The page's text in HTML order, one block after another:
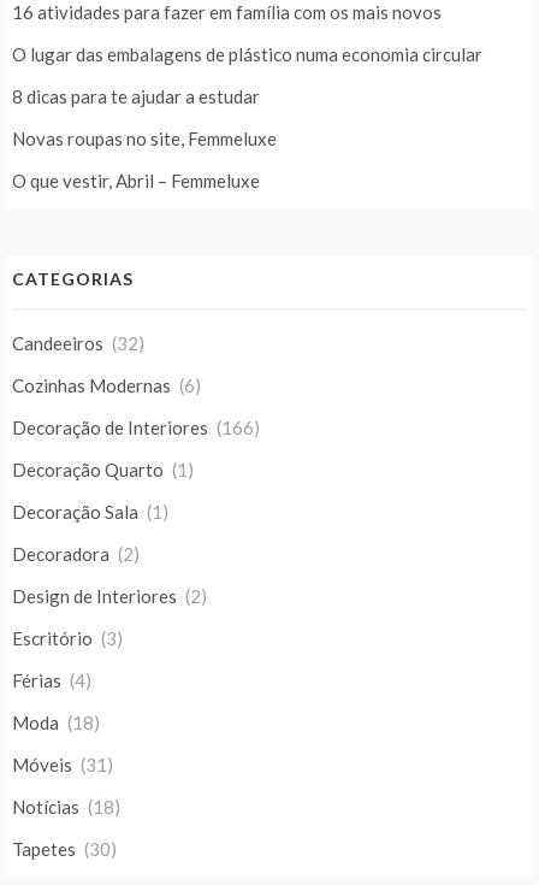
16 atividades para fazer em família com os mais novos
O lugar das embalagens de plástico numa economia circular
8 dicas para te ajudar a estudar
Novas roupas no site, Femmeluxe
O que vestir, Abril – Femmeluxe
CATEGORIAS
Candeeiros (32)
Cozinhas Modernas (6)
Decoração de Interiores (166)
Decoração Quarto (1)
Decoração Sala (1)
Decoradora (2)
Design de Interiores (2)
Escritório (3)
Férias (4)
Moda (18)
Móveis (31)
Notícias (18)
Tapetes (30)